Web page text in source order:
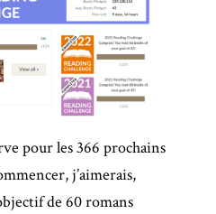
pour les 366 prochains
j’aimerais,
de 60 romans